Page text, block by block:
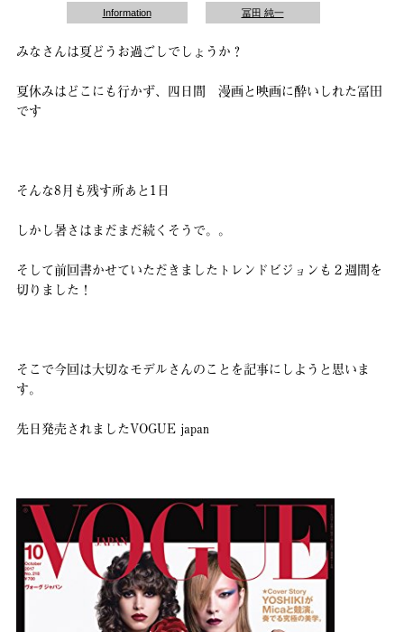
Information 冨田 純一
みなさんは夏どうお過ごしでしょうか？
夏休みはどこにも行かず、四日間 漫画と映画に酔いしれた冨田
です
そんな8月も残す所あと1日
しかし暑さはまだまだ続くそうで。。
そして前回書かせていただきましたトレンドビジョンも２週間を
切りました！
そこで今回は大切なモデルさんのことを記事にしようと思いま
す。
先日発売されましたVOGUE japan